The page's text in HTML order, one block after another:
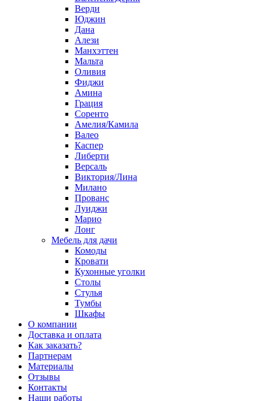
Верди
Юджин
Дана
Алези
Манхэттен
Мальта
Оливия
Фиджи
Амина
Грация
Соренто
Амелия/Камила
Валео
Каспер
Либерти
Версаль
Виктория/Лина
Милано
Прованс
Луиджи
Марио
Лонг
Мебель для дачи
Комоды
Кровати
Кухонные уголки
Столы
Стулья
Тумбы
Шкафы
О компании
Доставка и оплата
Как заказать?
Партнерам
Материалы
Отзывы
Контакты
Наши работы